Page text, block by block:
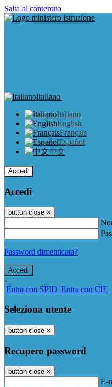
Salta al contenuto
Italiano
Italiano
English
Français
Español
中文
Accedi
Accedi
button close ×
Password dimenticata?
-
Entra con SPID Entra con CIE
Seleziona utente
button close ×
Recupero password
button close ×
E-